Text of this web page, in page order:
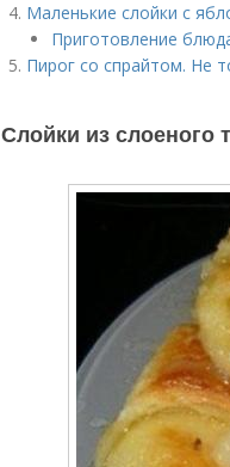
Маленькие слойки с
Приготовление
Пирог со спрайтом. Не
Слойки из слоеного